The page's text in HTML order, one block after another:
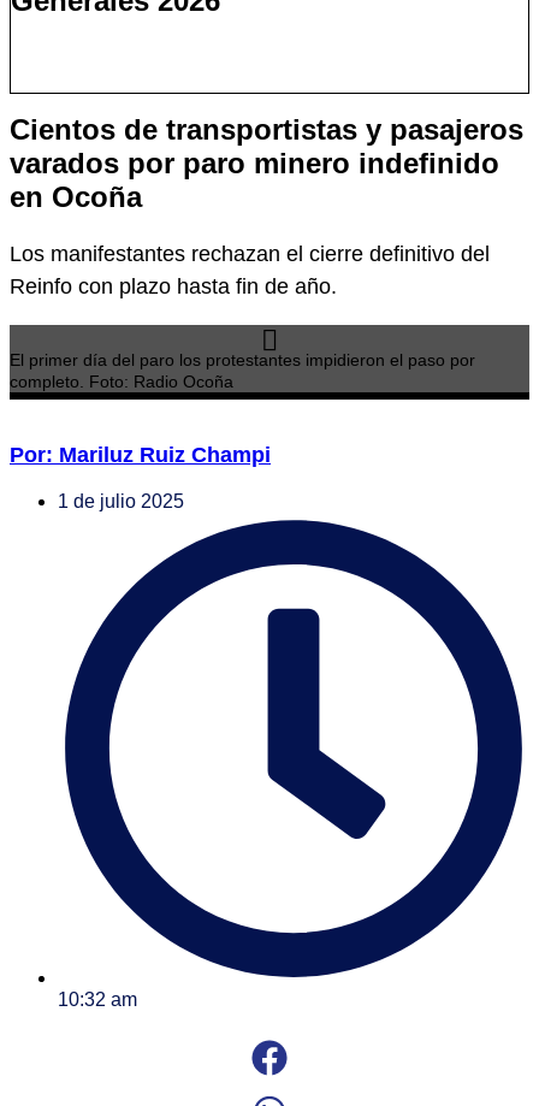
Cientos de transportistas y pasajeros
varados por paro minero indefinido
en Ocoña
Los manifestantes rechazan el cierre definitivo del
Reinfo con plazo hasta fin de año.
El primer día del paro los protestantes impidieron el paso por
completo. Foto: Radio Ocoña
Por: Mariluz Ruiz Champi
1 de julio 2025
10:32 am